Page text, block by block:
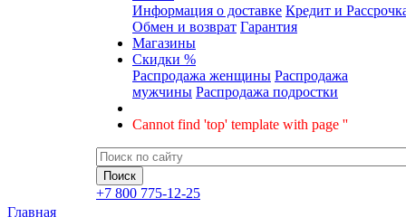
Информация о доставке Кредит и
Обмен и возврат Гарантия
Магазины
Скидки %
Распродажа женщины Распродажа
мужчины Распродажа подростки
Cannot find 'top' template with page ''
+7 800 775-12-25
Главная